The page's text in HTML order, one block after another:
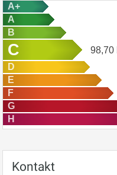
A+
A
B
C 98,70
D
E
F
G
H
Kontakt